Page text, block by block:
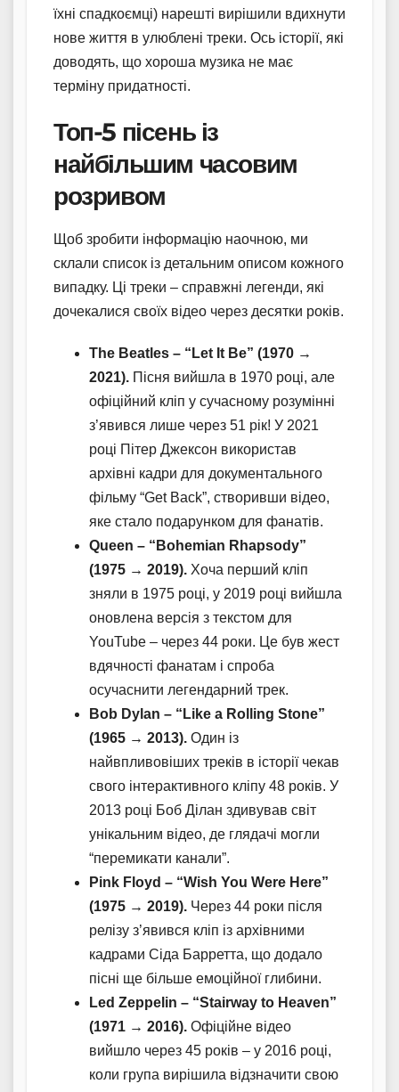
їхні спадкоємці) нарешті вирішили вдихнути
нове життя в улюблені треки. Ось історії, які
доводять, що хороша музика не має
терміну придатності.
Топ-5 пісень із
найбільшим часовим
розривом
Щоб зробити інформацію наочною, ми
склали список із детальним описом кожного
випадку. Ці треки – справжні легенди, які
дочекалися своїх відео через десятки років.
The Beatles – “Let It Be” (1970 →
2021). Пісня вийшла в 1970 році, але
офіційний кліп у сучасному розумінні
з’явився лише через 51 рік! У 2021
році Пітер Джексон використав
архівні кадри для документального
фільму “Get Back”, створивши відео,
яке стало подарунком для фанатів.
Queen – “Bohemian Rhapsody”
(1975 → 2019). Хоча перший кліп
зняли в 1975 році, у 2019 році вийшла
оновлена версія з текстом для
YouTube – через 44 роки. Це був жест
вдячності фанатам і спроба
осучаснити легендарний трек.
Bob Dylan – “Like a Rolling Stone”
(1965 → 2013). Один із
найвпливовіших треків в історії чекав
свого інтерактивного кліпу 48 років. У
2013 році Боб Ділан здивував світ
унікальним відео, де глядачі могли
“перемикати канали”.
Pink Floyd – “Wish You Were Here”
(1975 → 2019). Через 44 роки після
релізу з’явився кліп із архівними
кадрами Сіда Барретта, що додало
пісні ще більше емоційної глибини.
Led Zeppelin – “Stairway to Heaven”
(1971 → 2016). Офіційне відео
вийшло через 45 років – у 2016 році,
коли група вирішила відзначити свою